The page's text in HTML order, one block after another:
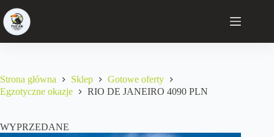
Strona główna Sklep
Gotowe oferty
Egzotyczne okazje
RIO DE JANEIRO 4090 PLN
WYPRZEDANE